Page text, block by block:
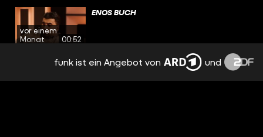
vor einem
Monat
00:52
ENOS BUCH
vor einem
ENO AUF LINKEDIN
funk ist ein Angebot von und